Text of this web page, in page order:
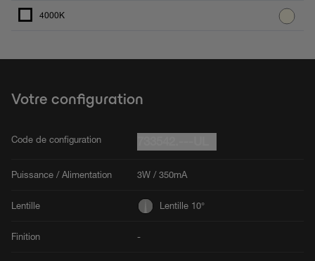
4000K
Votre configuration
Code de configuration
Puissance / Alimentation 3W / 350mA
Lentille Lentille 10°
Finition -